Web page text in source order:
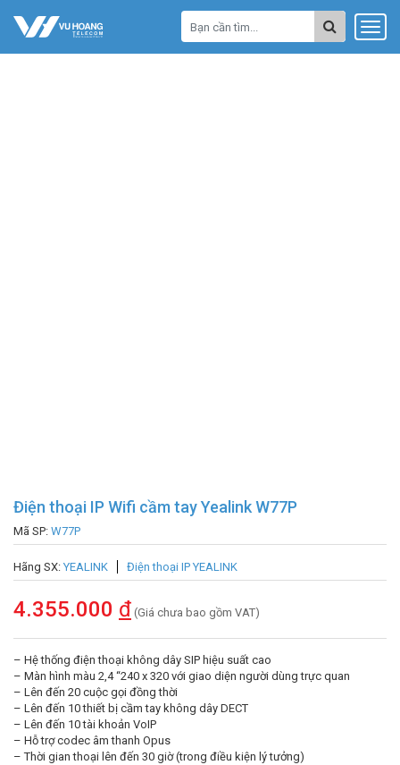
Điện thoại IP Wifi cầm tay Yealink W77P
Mã SP: W77P
Hãng SX: YEALINK Điện thoại IP YEALINK
4.355.000 đ (Giá chưa bao gồm VAT)
– Hệ thống điện thoại không dây SIP hiệu suất cao
– Màn hình màu 2,4 “240 x 320 với giao diện người dùng trực quan
– Lên đến 20 cuộc gọi đồng thời
– Lên đến 10 thiết bị cầm tay không dây DECT
– Lên đến 10 tài khoản VoIP
– Hỗ trợ codec âm thanh Opus
– Thời gian thoại lên đến 30 giờ (trong điều kiện lý tưởng)